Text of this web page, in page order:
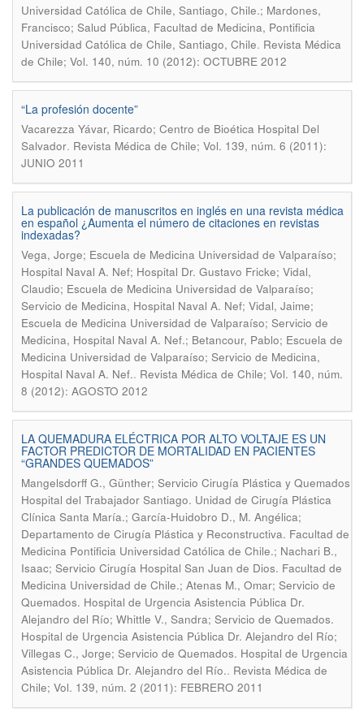
Universidad Católica de Chile, Santiago, Chile.; Mardones,
Francisco; Salud Pública, Facultad de Medicina, Pontificia
Universidad Católica de Chile, Santiago, Chile. Revista Médica
de Chile; Vol. 140, núm. 10 (2012): OCTUBRE 2012
“La profesión docente”
Vacarezza Yávar, Ricardo; Centro de Bioética Hospital Del
Salvador. Revista Médica de Chile; Vol. 139, núm. 6 (2011):
JUNIO 2011
La publicación de manuscritos en inglés en una revista médica
en español ¿Aumenta el número de citaciones en revistas
indexadas?
Vega, Jorge; Escuela de Medicina Universidad de Valparaíso;
Hospital Naval A. Nef; Hospital Dr. Gustavo Fricke; Vidal,
Claudio; Escuela de Medicina Universidad de Valparaíso;
Servicio de Medicina, Hospital Naval A. Nef; Vidal, Jaime;
Escuela de Medicina Universidad de Valparaíso; Servicio de
Medicina, Hospital Naval A. Nef.; Betancour, Pablo; Escuela de
Medicina Universidad de Valparaíso; Servicio de Medicina,
Hospital Naval A. Nef.. Revista Médica de Chile; Vol. 140, núm.
8 (2012): AGOSTO 2012
LA QUEMADURA ELÉCTRICA POR ALTO VOLTAJE ES UN
FACTOR PREDICTOR DE MORTALIDAD EN PACIENTES
“GRANDES QUEMADOS”
Mangelsdorff G., Günther; Servicio Cirugía Plástica y Quemados
Hospital del Trabajador Santiago. Unidad de Cirugía Plástica
Clínica Santa María.; García-Huidobro D., M. Angélica;
Departamento de Cirugía Plástica y Reconstructiva. Facultad de
Medicina Pontificia Universidad Católica de Chile.; Nachari B.,
Isaac; Servicio Cirugía Hospital San Juan de Dios. Facultad de
Medicina Universidad de Chile.; Atenas M., Omar; Servicio de
Quemados. Hospital de Urgencia Asistencia Pública Dr.
Alejandro del Río; Whittle V., Sandra; Servicio de Quemados.
Hospital de Urgencia Asistencia Pública Dr. Alejandro del Río;
Villegas C., Jorge; Servicio de Quemados. Hospital de Urgencia
Asistencia Pública Dr. Alejandro del Río.. Revista Médica de
Chile; Vol. 139, núm. 2 (2011): FEBRERO 2011